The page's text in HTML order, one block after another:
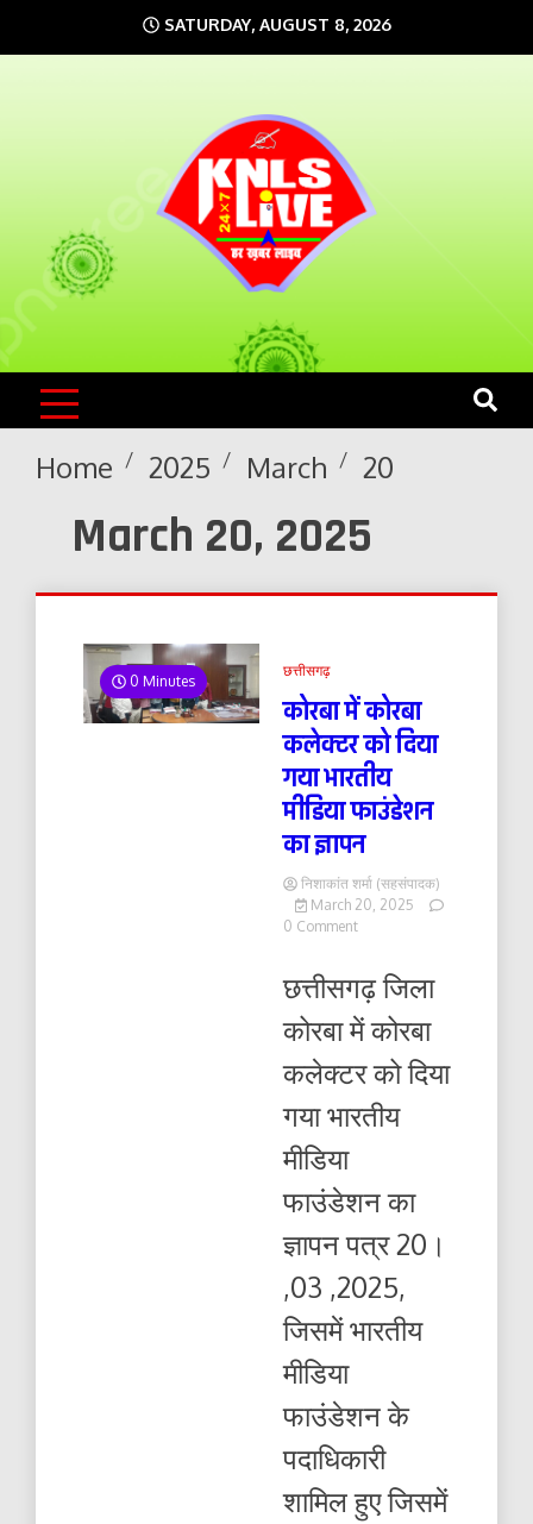
to
SATURDAY, AUGUST 8, 2026
KNLS LIVE
India`s No.1 News Portal
Home 2025 March 20
March 20, 2025
0 Minutes
छत्तीसगढ़
कोरबा में कोरबा
कलेक्टर को दिया
गया भारतीय
मीडिया फाउंडेशन
का ज्ञापन
निशाकांत शर्मा (सहसंपादक)
March 20, 2025
0 Commenton
कोरबा
कलेक्टर
को
गया
मीडिया
छत्तीसगढ़ जिला
कोरबा में कोरबा
कलेक्टर को दिया
गया भारतीय
मीडिया
फाउंडेशन का
ज्ञापन पत्र 20।
,03 ,2025,
जिसमें भारतीय
मीडिया
फाउंडेशन के
पदाधिकारी
शामिल हुए जिसमें